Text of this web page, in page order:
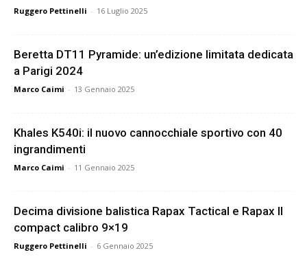
Ruggero Pettinelli - 16 Luglio 2025
Beretta DT11 Pyramide: un’edizione limitata dedicata
a Parigi 2024
Marco Caimi - 13 Gennaio 2025
Khales K540i: il nuovo cannocchiale sportivo con 40
ingrandimenti
Marco Caimi - 11 Gennaio 2025
Decima divisione balistica Rapax Tactical e Rapax II
compact calibro 9×19
Ruggero Pettinelli - 6 Gennaio 2025